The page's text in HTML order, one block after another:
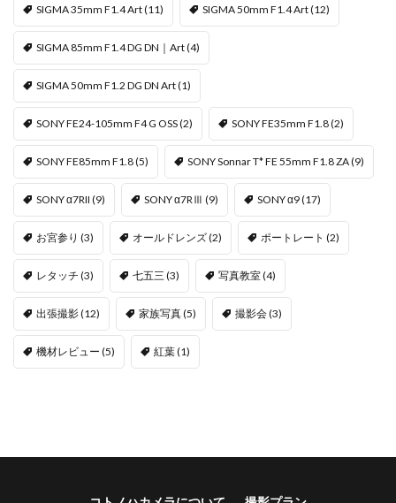
SIGMA 35mm F1.4 Art(11) SIGMA 50mm F1.4 Art(12)
SIGMA 85mm F1.4 DG DN｜Art(4)
SIGMA 50mm F1.2 DG DN Art(1)
SONY FE24-105mm F4 G OSS(2) SONY FE35mm F1.8(2)
SONY FE85mm F1.8(5) SONY Sonnar T* FE 55mm F1.8 ZA(9)
SONY α7RII (9) SONY α7RⅢ (9) SONY α9(17)
お宮参り (3) オールドレンズ(2) ポートレート (2)
レタッチ (3) 七五三 (3) 写真教室(4)
出張撮影(12) 家族写真(5) 撮影会(3)
機材レビュー (5) 紅葉(1)